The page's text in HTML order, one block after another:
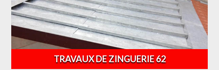
TRAVAUX DE ZINGUERIE 62